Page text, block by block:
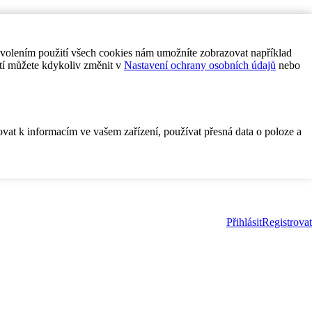
použití všech cookies nám umožníte zobrazovat například
můžete kdykoliv změnit v Nastavení ochrany osobních údajů nebo
k informacím ve vašem zařízení, používat přesná data o poloze a
PřihlásitRegistrovat